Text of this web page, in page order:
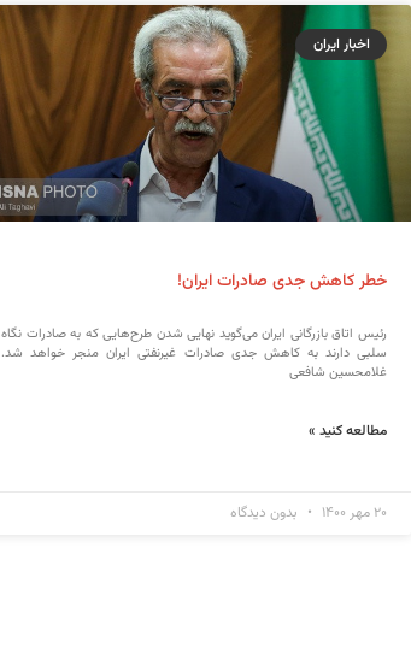
اخبار ایران
خطر کاهش جدی صادرات ایران!
رئیس اتاق بازرگانی ایران می‌گوید نهایی شدن طرح‌هایی که به صادرات نگاه
سلبی دارند به کاهش جدی صادرات غیرنفتی ایران منجر خواهد شد.
غلامحسین شافعی
مطالعه کنید »
۲۰ مهر ۱۴۰۰ بدون دیدگاه